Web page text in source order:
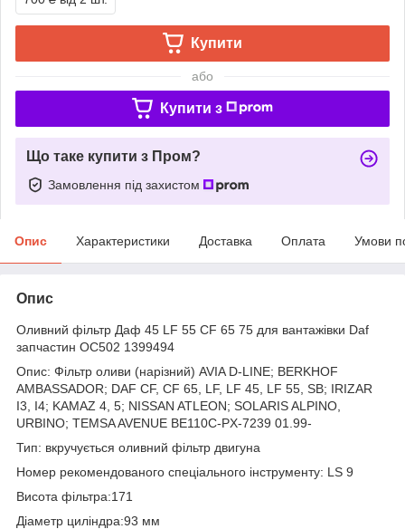
Купити
або
Купити з
Що таке купити з Пром?
Замовлення під захистом
Опис Характеристики Доставка Оплата Умови
Опис
Оливний фільтр Даф 45 LF 55 CF 65 75 для вантажівки Daf
запчастин OC502 1399494
Опис: Фільтр оливи (нарізний) AVIA D-LINE; BERKHOF
AMBASSADOR; DAF CF, CF 65, LF, LF 45, LF 55, SB; IRIZAR
I3, I4; KAMAZ 4, 5; NISSAN ATLEON; SOLARIS ALPINO,
URBINO; TEMSA AVENUE BE110C-PX-7239 01.99-
Тип: вкручується оливний фільтр двигуна
Номер рекомендованого спеціального інструменту: LS 9
Висота фільтра:171
Діаметр циліндра:93 мм